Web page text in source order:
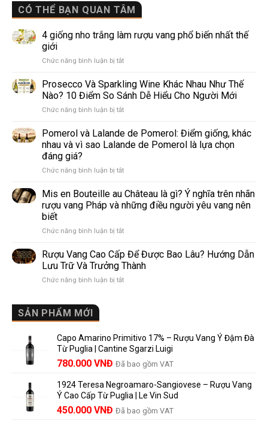
CÓ THỂ BẠN QUAN TÂM
4 giống nho trắng làm rượu vang phổ biến nhất thế
giới
Chức năng bình luận bị tắtở
giống
nho
trắng
làm
vang
phổ
thế
Prosecco Và Sparkling Wine Khác Nhau Như Thế
Nào? 10 Điểm So Sánh Dễ Hiểu Cho Người Mới
Chức năng bình luận bị tắtở
Và
Sparkling
Wine
Nhau
Thế
Nào?
So
Dễ
Hiểu
Người
Pomerol và Lalande de Pomerol: Điểm giống, khác
nhau và vì sao Lalande de Pomerol là lựa chọn
đáng giá?
Chức năng bình luận bị tắtở
và
Lalande
de
Điểm
khác
nhau
vì
lựa
chọn
đáng
Mis en Bouteille au Château là gì? Ý nghĩa trên nhãn
rượu vang Pháp và những điều người yêu vang nên
biết
Chức năng bình luận bị tắtở
en
Bouteille
au
Château
nhãn
rượu
vang
và
những
người
Rượu Vang Cao Cấp Để Được Bao Lâu? Hướng Dẫn
Lưu Trữ Và Trưởng Thành
Chức năng bình luận bị tắtở
Được
Bao
Lâu?
Dẫn
Lưu
Trữ
Và
SẢN PHẨM MỚI
Capo Amarino Primitivo 17% – Rượu Vang Ý Đậm Đà
Từ Puglia | Cantine Sgarzi Luigi
Giá
là:
858.000 VNĐ.
780.000 VNĐ Giá
tại
là:
780.000 VNĐ.
Đã bao gồm VAT
1924 Teresa Negroamaro-Sangiovese – Rượu Vang
Ý Cao Cấp Từ Puglia | Le Vin Sud
Giá
450.000 VNĐ Giá
Đã bao gồm VAT